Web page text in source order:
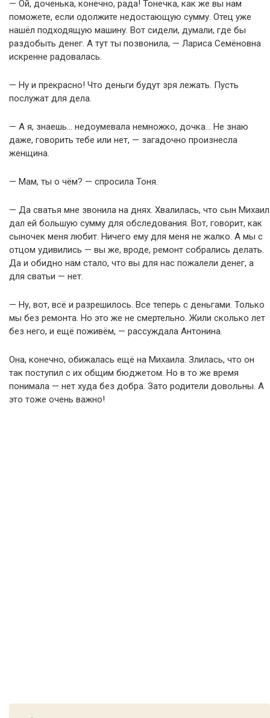
— Ой, доченька, конечно, рада! Тонечка, как же вы нам
поможете, если одолжите недостающую сумму. Отец уже
нашёл подходящую машину. Вот сидели, думали, где бы
раздобыть денег. А тут ты позвонила, — Лариса Семёновна
искренне радовалась.
— Ну и прекрасно! Что деньги будут зря лежать. Пусть
послужат для дела.
— А я, знаешь… недоумевала немножко, дочка… Не знаю
даже, говорить тебе или нет, — загадочно произнесла
женщина.
— Мам, ты о чём? — спросила Тоня.
— Да сватья мне звонила на днях. Хвалилась, что сын Михаил
дал ей большую сумму для обследования. Вот, говорит, как
сыночек меня любит. Ничего ему для меня не жалко. А мы с
отцом удивились — вы же, вроде, ремонт собрались делать.
Да и обидно нам стало, что вы для нас пожалели денег, а
для сватьи — нет.
— Ну, вот, всё и разрешилось. Все теперь с деньгами. Только
мы без ремонта. Но это же не смертельно. Жили сколько лет
без него, и ещё поживём, — рассуждала Антонина.
Она, конечно, обижалась ещё на Михаила. Злилась, что он
так поступил с их общим бюджетом. Но в то же время
понимала — нет худа без добра. Зато родители довольны. А
это тоже очень важно!